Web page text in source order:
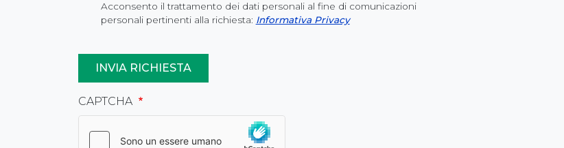
Acconsento il trattamento dei dati personali al fine di comunicazioni
personali pertinenti alla richiesta: Informativa Privacy
CAPTCHA